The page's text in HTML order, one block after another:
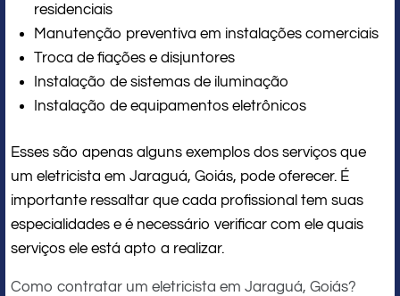
residenciais
Manutenção preventiva em instalações comerciais
Troca de fiações e disjuntores
Instalação de sistemas de iluminação
Instalação de equipamentos eletrônicos
Esses são apenas alguns exemplos dos serviços que
um eletricista em Jaraguá, Goiás, pode oferecer. É
importante ressaltar que cada profissional tem suas
especialidades e é necessário verificar com ele quais
serviços ele está apto a realizar.
Como contratar um eletricista em Jaraguá, Goiás?